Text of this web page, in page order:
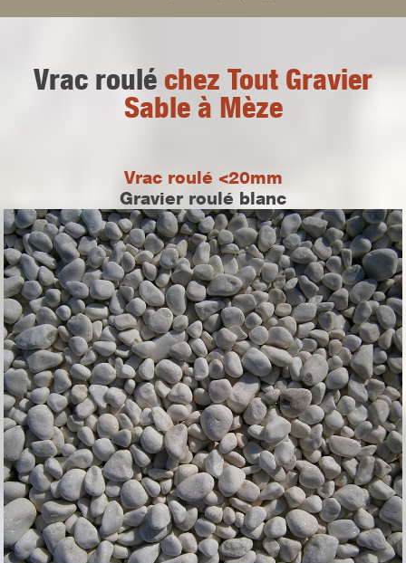
Vrac roulé chez Tout Gravier
Sable à Mèze
Vrac roulé <20mm
Gravier roulé blanc